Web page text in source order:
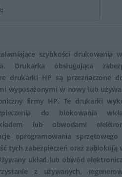
oferują ekonomiczny
w przypadku drukarek
tonery laserowe mają dłuższą
drukarek atramentowych.
popularne zarówno w domach,
oferują wysoką jakość
oraz niskie koszty
szczególnie
potrzebują wydajnego
dokumentów, zapewniając
szybkości drukowania
Drukarka obsługująca
drukarki HP są przeznaczone
wyposażonymi w nowy lub
firmy HP. Te drukarki
do blokowania
lub obwodami
oprogramowania sprzętowego
tych zabezpieczeń oraz zablokują
układ lub obwód
z używanych,